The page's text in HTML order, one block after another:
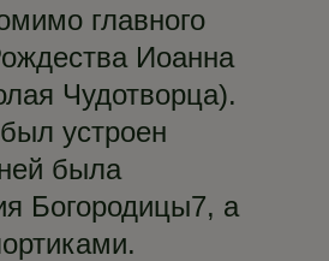
главного
Иоанна
Чудотворца).
устроен
была
Богородицы7, а